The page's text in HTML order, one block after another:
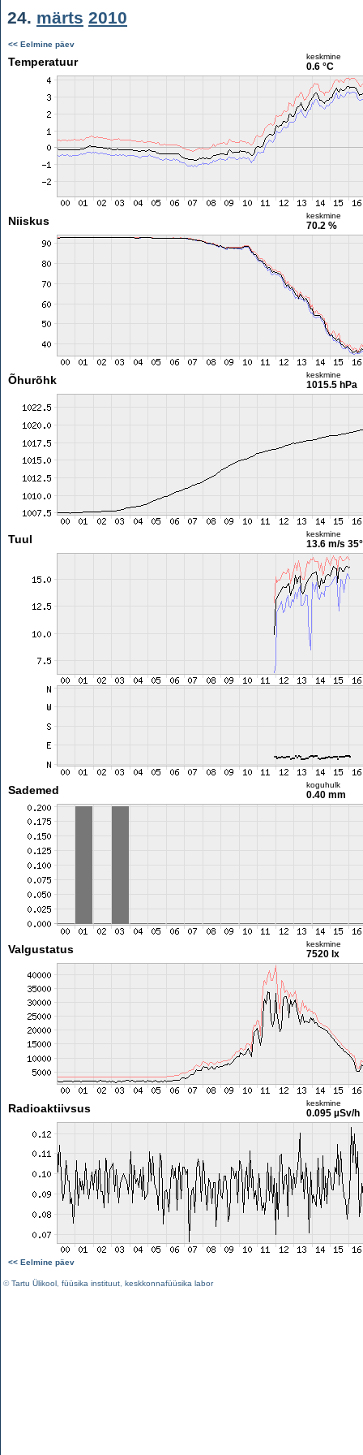
24. märts 2010
<< Eelmine päev
Temperatuur keskmine
0.6 °C
Niiskus keskmine
70.2 %
Õhurõhk keskmine
1015.5 hPa
Tuul keskmine
13.6 m/s 35°
Sademed koguhulk
0.40 mm
Valgustatus keskmine
7520 lx
Radioaktiivsus keskmine
0.095 µSv/h
<< Eelmine päev
©Tartu Ülikool füüsika instituut keskkonnafüüsika labor